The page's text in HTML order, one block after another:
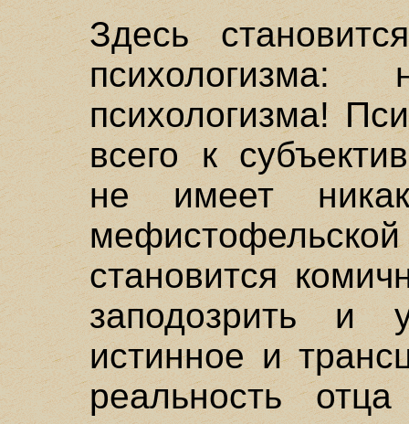
Здесь
психологизма!
всего к
не имеет
становится
заподозрить и
истинное и
реальность